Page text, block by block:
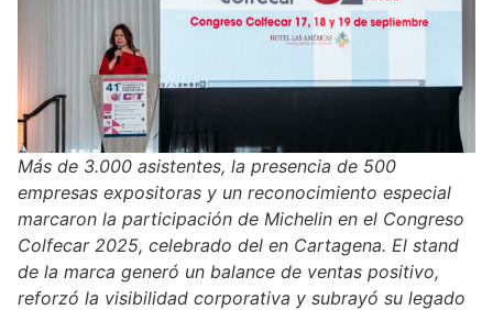
Más de 3.000 asistentes, la presencia de 500
empresas expositoras y un reconocimiento especial
marcaron la participación de Michelin en el Congreso
Colfecar 2025, celebrado del en Cartagena. El stand
de la marca generó un balance de ventas positivo,
reforzó la visibilidad corporativa y subrayó su legado